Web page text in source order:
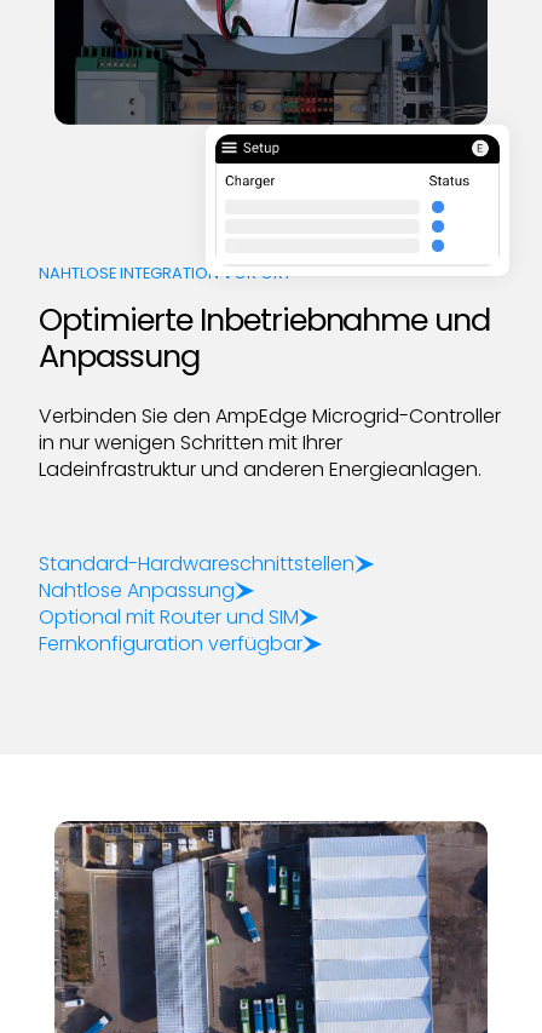
NAHTLOSE INTEGRATION VOR ORT
Optimierte Inbetriebnahme und
Anpassung
Verbinden Sie den AmpEdge Microgrid-Controller
in nur wenigen Schritten mit Ihrer
Ladeinfrastruktur und anderen Energieanlagen.
Standard-Hardwareschnittstellen
Nahtlose Anpassung
Optional mit Router und SIM
Fernkonfiguration verfügbar